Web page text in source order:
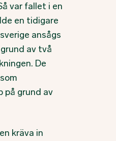
var fallet i en
en tidigare
ansågs
av två
De
på grund av
kräva in